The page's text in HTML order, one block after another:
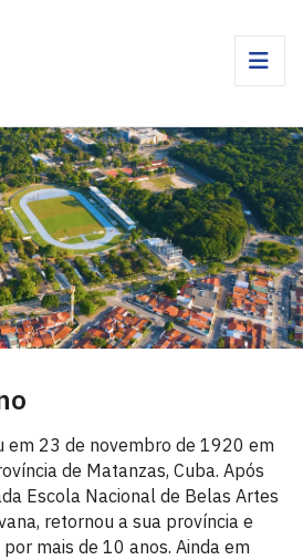
em 23 de novembro de 1920 em
de Matanzas, Cuba. Após
Escola Nacional de Belas Artes
retornou a sua província e
mais de 10 anos. Ainda em